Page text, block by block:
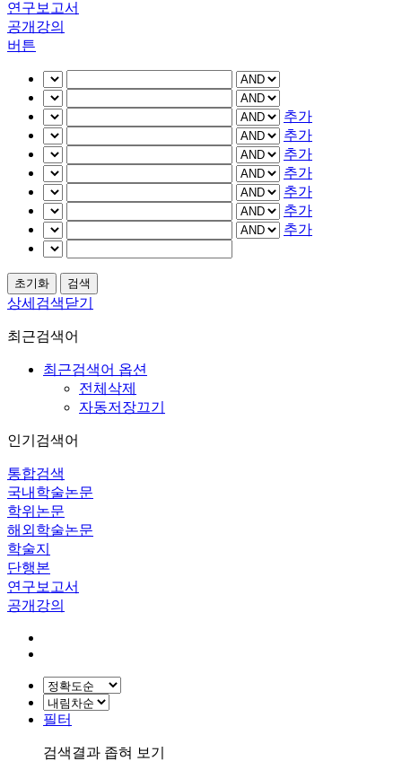
연구보고서
공개강의
버튼
추가
추가
추가
추가
추가
추가
추가
상세검색닫기
최근검색어
최근검색어 옵션
전체삭제
자동저장끄기
인기검색어
통합검색
국내학술논문
학위논문
해외학술논문
학술지
단행본
연구보고서
공개강의
필터
검색결과 좁혀 보기